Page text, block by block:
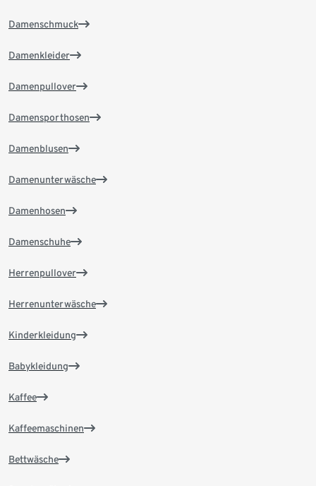
Damenschmuck
Damenkleider
Damenpullover
Damensporthosen
Damenblusen
Damenunterwäsche
Damenhosen
Damenschuhe
Herrenpullover
Herrenunterwäsche
Kinderkleidung
Babykleidung
Kaffee
Kaffeemaschinen
Bettwäsche